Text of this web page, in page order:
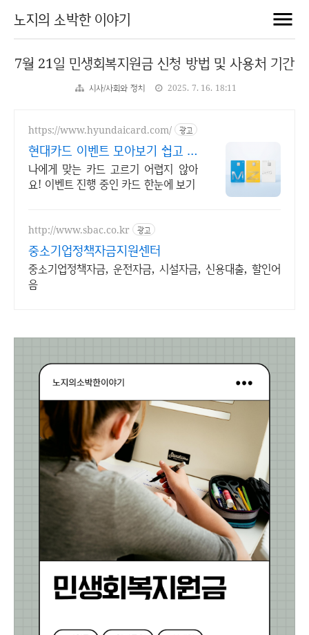
노지의 소박한 이야기
7월 21일 민생회복지원금 신청 방법 및 사용처 기간
시사/사회와 정치 2025. 7. 16. 18:11
https://www.hyundaicard.com/ 광고
현대카드 이벤트 모아보기 쉽고 빠
른 카드 신청
나에게 맞는 카드 고르기 어렵지 않아
요! 이벤트 진행 중인 카드 한눈에 보기
http://www.sbac.co.kr 광고
중소기업정책자금지원센터
중소기업정책자금, 운전자금, 시설자금, 신용대출, 할인어
음